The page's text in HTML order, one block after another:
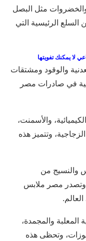
والخضروات مثل البصل
السلع الرئيسية التي
والوقود ومشتقات
في صادرات مصر
والأسمنت،
وتتميز هذه
والنسيج من
وتصدر مصر ملابس
المعلبة والمجمدة،
وتحظى هذه